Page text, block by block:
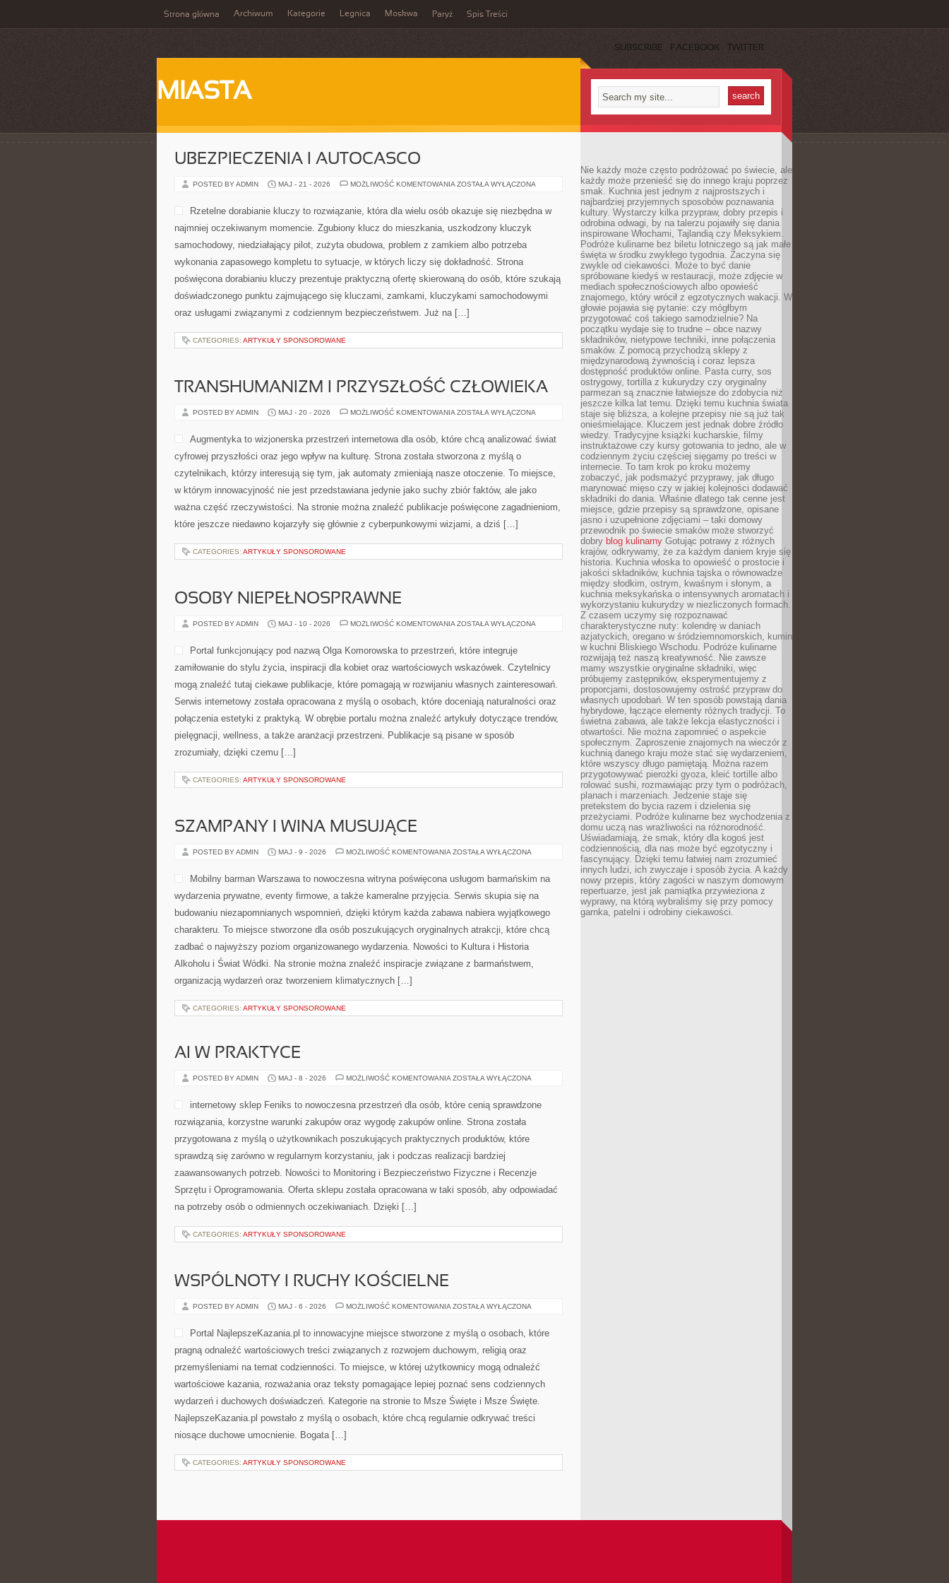
Strona główna Archiwum Kategorie Legnica Moskwa Paryż Spis Treści
SUBSCRIBE FACEBOOK TWITTER
MIASTA
UBEZPIECZENIA I AUTOCASCO
POSTED BY ADMIN MAJ - 21 - 2026 MOŻLIWOŚĆ KOMENTOWANIA UBEZPIECZENIA
ZOSTAŁA WYŁĄCZONA
Rzetelne dorabianie kluczy to rozwiązanie, która dla wielu osób okazuje się niezbędna w
najmniej oczekiwanym momencie. Zgubiony klucz do mieszkania, uszkodzony kluczyk
samochodowy, niedziałający pilot, zużyta obudowa, problem z zamkiem albo potrzeba
wykonania zapasowego kompletu to sytuacje, w których liczy się dokładność. Strona
poświęcona dorabianiu kluczy prezentuje praktyczną ofertę skierowaną do osób, które szukają
doświadczonego punktu zajmującego się kluczami, zamkami, kluczykami samochodowymi
oraz usługami związanymi z codziennym bezpieczeństwem. Już na […]
CATEGORIES: ARTYKUŁY SPONSOROWANE
TRANSHUMANIZM I PRZYSZŁOŚĆ CZŁOWIEKA
POSTED BY ADMIN MAJ - 20 - 2026 MOŻLIWOŚĆ KOMENTOWANIA TRANSHUMANIZM
CZŁOWIEKA
ZOSTAŁA WYŁĄCZONA
Augmentyka to wizjonerska przestrzeń internetowa dla osób, które chcą analizować świat
cyfrowej przyszłości oraz jego wpływ na kulturę. Strona została stworzona z myślą o
czytelnikach, którzy interesują się tym, jak automaty zmieniają nasze otoczenie. To miejsce,
w którym innowacyjność nie jest przedstawiana jedynie jako suchy zbiór faktów, ale jako
ważna część rzeczywistości. Na stronie można znaleźć publikacje poświęcone zagadnieniom,
które jeszcze niedawno kojarzyły się głównie z cyberpunkowymi wizjami, a dziś […]
CATEGORIES: ARTYKUŁY SPONSOROWANE
OSOBY NIEPEŁNOSPRAWNE
POSTED BY ADMIN MAJ - 10 - 2026 MOŻLIWOŚĆ KOMENTOWANIA OSOBY
ZOSTAŁA WYŁĄCZONA
Portal funkcjonujący pod nazwą Olga Komorowska to przestrzeń, które integruje
zamiłowanie do stylu życia, inspiracji dla kobiet oraz wartościowych wskazówek. Czytelnicy
mogą znaleźć tutaj ciekawe publikacje, które pomagają w rozwijaniu własnych zainteresowań.
Serwis internetowy została opracowana z myślą o osobach, które doceniają naturalności oraz
połączenia estetyki z praktyką. W obrębie portalu można znaleźć artykuły dotyczące trendów,
pielęgnacji, wellness, a także aranżacji przestrzeni. Publikacje są pisane w sposób
zrozumiały, dzięki czemu […]
CATEGORIES: ARTYKUŁY SPONSOROWANE
SZAMPANY I WINA MUSUJĄCE
POSTED BY ADMIN MAJ - 9 - 2026 MOŻLIWOŚĆ KOMENTOWANIA SZAMPANY
MUSUJĄCE
ZOSTAŁA WYŁĄCZONA
Mobilny barman Warszawa to nowoczesna witryna poświęcona usługom barmańskim na
wydarzenia prywatne, eventy firmowe, a także kameralne przyjęcia. Serwis skupia się na
budowaniu niezapomnianych wspomnień, dzięki którym każda zabawa nabiera wyjątkowego
charakteru. To miejsce stworzone dla osób poszukujących oryginalnych atrakcji, które chcą
zadbać o najwyższy poziom organizowanego wydarzenia. Nowości to Kultura i Historia
Alkoholu i Świat Wódki. Na stronie można znaleźć inspiracje związane z barmaństwem,
organizacją wydarzeń oraz tworzeniem klimatycznych […]
CATEGORIES: ARTYKUŁY SPONSOROWANE
AI W PRAKTYCE
POSTED BY ADMIN MAJ - 8 - 2026 MOŻLIWOŚĆ KOMENTOWANIA AI
ZOSTAŁA WYŁĄCZONA
internetowy sklep Feniks to nowoczesna przestrzeń dla osób, które cenią sprawdzone
rozwiązania, korzystne warunki zakupów oraz wygodę zakupów online. Strona została
przygotowana z myślą o użytkownikach poszukujących praktycznych produktów, które
sprawdzą się zarówno w regularnym korzystaniu, jak i podczas realizacji bardziej
zaawansowanych potrzeb. Nowości to Monitoring i Bezpieczeństwo Fizyczne i Recenzje
Sprzętu i Oprogramowania. Oferta sklepu została opracowana w taki sposób, aby odpowiadać
na potrzeby osób o odmiennych oczekiwaniach. Dzięki […]
CATEGORIES: ARTYKUŁY SPONSOROWANE
WSPÓLNOTY I RUCHY KOŚCIELNE
POSTED BY ADMIN MAJ - 6 - 2026 MOŻLIWOŚĆ KOMENTOWANIA WSPÓLNOTY
KOŚCIELNE
ZOSTAŁA WYŁĄCZONA
Portal NajlepszeKazania.pl to innowacyjne miejsce stworzone z myślą o osobach, które
pragną odnaleźć wartościowych treści związanych z rozwojem duchowym, religią oraz
przemyśleniami na temat codzienności. To miejsce, w której użytkownicy mogą odnaleźć
wartościowe kazania, rozważania oraz teksty pomagające lepiej poznać sens codziennych
wydarzeń i duchowych doświadczeń. Kategorie na stronie to Msze Święte i Msze Święte.
NajlepszeKazania.pl powstało z myślą o osobach, które chcą regularnie odkrywać treści
niosące duchowe umocnienie. Bogata […]
CATEGORIES: ARTYKUŁY SPONSOROWANE
Nie każdy może często podróżować po świecie, ale
każdy może przenieść się do innego kraju poprzez
smak. Kuchnia jest jednym z najprostszych i
najbardziej przyjemnych sposobów poznawania
kultury. Wystarczy kilka przypraw, dobry przepis i
odrobina odwagi, by na talerzu pojawiły się dania
inspirowane Włochami, Tajlandią czy Meksykiem.
Podróże kulinarne bez biletu lotniczego są jak małe
święta w środku zwykłego tygodnia. Zaczyna się
zwykle od ciekawości. Może to być danie
spróbowane kiedyś w restauracji, może zdjęcie w
mediach społecznościowych albo opowieść
znajomego, który wrócił z egzotycznych wakacji. W
głowie pojawia się pytanie: czy mógłbym
przygotować coś takiego samodzielnie? Na
początku wydaje się to trudne – obce nazwy
składników, nietypowe techniki, inne połączenia
smaków. Z pomocą przychodzą sklepy z
międzynarodową żywnością i coraz lepsza
dostępność produktów online. Pasta curry, sos
ostrygowy, tortilla z kukurydzy czy oryginalny
parmezan są znacznie łatwiejsze do zdobycia niż
jeszcze kilka lat temu. Dzięki temu kuchnia świata
staje się bliższa, a kolejne przepisy nie są już tak
onieśmielające. Kluczem jest jednak dobre źródło
wiedzy. Tradycyjne książki kucharskie, filmy
instruktażowe czy kursy gotowania to jedno, ale w
codziennym życiu częściej sięgamy po treści w
internecie. To tam krok po kroku możemy
zobaczyć, jak podsmażyć przyprawy, jak długo
marynować mięso czy w jakiej kolejności dodawać
składniki do dania. Właśnie dlatego tak cenne jest
miejsce, gdzie przepisy są sprawdzone, opisane
jasno i uzupełnione zdjęciami – taki domowy
przewodnik po świecie smaków może stworzyć
dobry blog kulinarny Gotując potrawy z różnych
krajów, odkrywamy, że za każdym daniem kryje się
historia. Kuchnia włoska to opowieść o prostocie i
jakości składników, kuchnia tajska o równowadze
między słodkim, ostrym, kwaśnym i słonym, a
kuchnia meksykańska o intensywnych aromatach i
wykorzystaniu kukurydzy w niezliczonych formach.
Z czasem uczymy się rozpoznawać
charakterystyczne nuty: kolendrę w daniach
azjatyckich, oregano w śródziemnomorskich, kumin
w kuchni Bliskiego Wschodu. Podróże kulinarne
rozwijają też naszą kreatywność. Nie zawsze
mamy wszystkie oryginalne składniki, więc
próbujemy zastępników, eksperymentujemy z
proporcjami, dostosowujemy ostrość przypraw do
własnych upodobań. W ten sposób powstają dania
hybrydowe, łączące elementy różnych tradycji. To
świetna zabawa, ale także lekcja elastyczności i
otwartości. Nie można zapomnieć o aspekcie
społecznym. Zaproszenie znajomych na wieczór z
kuchnią danego kraju może stać się wydarzeniem,
które wszyscy długo pamiętają. Można razem
przygotowywać pierożki gyoza, kleić tortille albo
rolować sushi, rozmawiając przy tym o podróżach,
planach i marzeniach. Jedzenie staje się
pretekstem do bycia razem i dzielenia się
przeżyciami. Podróże kulinarne bez wychodzenia z
domu uczą nas wrażliwości na różnorodność.
Uświadamiają, że smak, który dla kogoś jest
codziennością, dla nas może być egzotyczny i
fascynujący. Dzięki temu łatwiej nam zrozumieć
innych ludzi, ich zwyczaje i sposób życia. A każdy
nowy przepis, który zagości w naszym domowym
repertuarze, jest jak pamiątka przywieziona z
wyprawy, na którą wybraliśmy się przy pomocy
garnka, patelni i odrobiny ciekawości.